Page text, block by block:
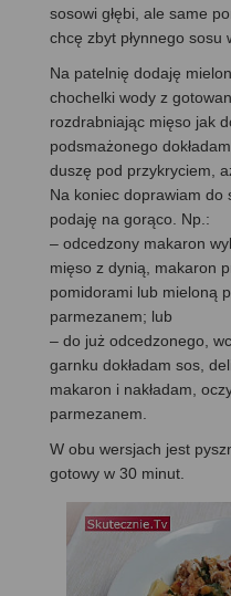
sosowi głębi, ale same
chcę zbyt płynnego sosu
Na patelnię dodaję
chochelki wody z
rozdrabniając mięso jak
podsmażonego
duszę pod przykryciem,
Na koniec doprawiam do
podaję na gorąco. Np.:
– odcedzony makaron
mięso z dynią, makaron
pomidorami lub mieloną
parmezanem; lub
– do już odcedzonego,
garnku dokładam sos,
makaron i nakładam,
parmezanem.
W obu wersjach jest
gotowy w 30 minut.